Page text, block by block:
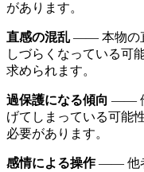
があります。
直感の混乱 ―― 本物の
しづらくなっている可
求められます。
過保護になる傾向 ――
げてしまっている可能
必要があります。
感情による操作―― 他